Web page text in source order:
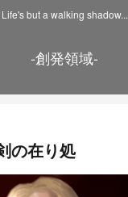
Life's but a walking shadow...
-創発領域-
の在り処